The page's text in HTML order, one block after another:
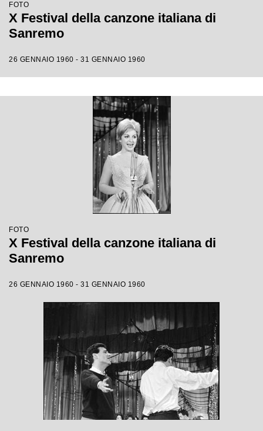
FOTO
X Festival della canzone italiana di
Sanremo
26 GENNAIO 1960 - 31 GENNAIO 1960
FOTO
X Festival della canzone italiana di
Sanremo
26 GENNAIO 1960 - 31 GENNAIO 1960